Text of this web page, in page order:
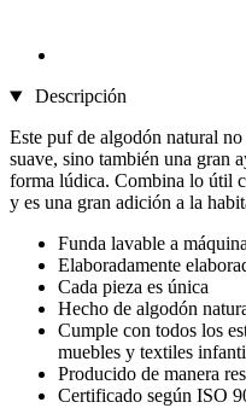
Descripción
Este puf de algodón natural
suave, sino también una gran
forma lúdica. Combina lo útil
y es una gran adición a la
Funda lavable a máquina
Elaboradamente
Cada pieza es única
Hecho de algodón
Cumple con todos los
muebles y textiles
Producido de manera
Certificado según ISO